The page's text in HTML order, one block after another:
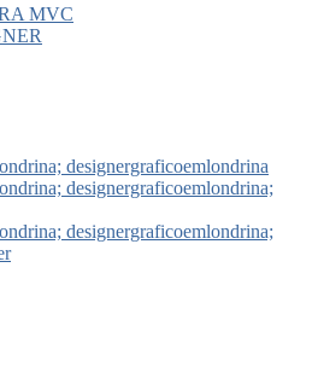
MVC
designergraficoemlondrina
designergraficoemlondrina;
designergraficoemlondrina;